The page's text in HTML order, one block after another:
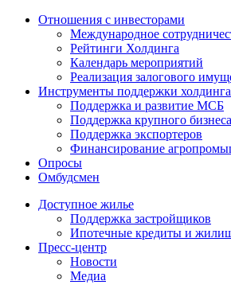
Отношения с инвесторами
Международное
Рейтинги Холдинга
Календарь мероприятий
Реализация залогового
Инструменты поддержки холдинга
Поддержка и развитие МСБ
Поддержка крупного бизнеса
Поддержка экспортеров
Финансирование
Опросы
Омбудсмен
Доступное жилье
Поддержка застройщиков
Ипотечные кредиты и
Пресс-центр
Новости
Медиа